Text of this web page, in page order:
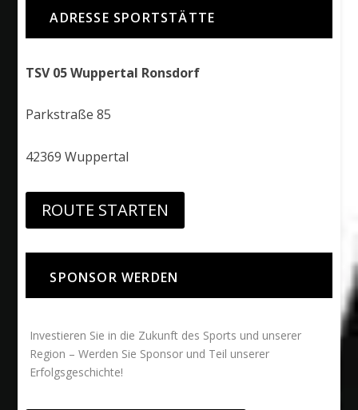
ADRESSE SPORTSTÄTTE
TSV 05 Wuppertal Ronsdorf
Parkstraße 85
42369 Wuppertal
ROUTE STARTEN
SPONSOR WERDEN
Investieren Sie in die Zukunft des Sports und unserer
Region – Werden Sie Sponsor und Teil unserer
Erfolgsgeschichte!